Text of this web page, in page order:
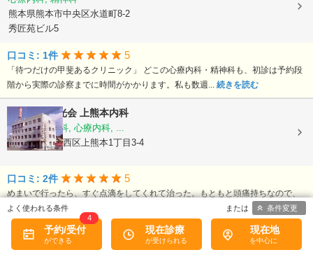
熊本県熊本市中央区水道町8-2
秀匠苑ビル5
口コミ: 1件 5
「待つだけの甲斐あるクリニック」 どこの心療内科・精神科も、初診は予約段
階から実際の診察までに時間がかかります。私も数週... 続きを読む
医療法人陽光会 上熊本内科
内科, 神経内科, 心療内科, ...
熊本県熊本市西区上熊本1丁目3-4
口コミ: 2件 5
めまいで行ったら、すぐ点滴をしてくれて治った。もともと頭痛持ちなので、
ついでにそちらの相談もしたら、本を見せて丁寧に説明...
続きを読む
予約/受付
4
現在診療 現在地
条件変更